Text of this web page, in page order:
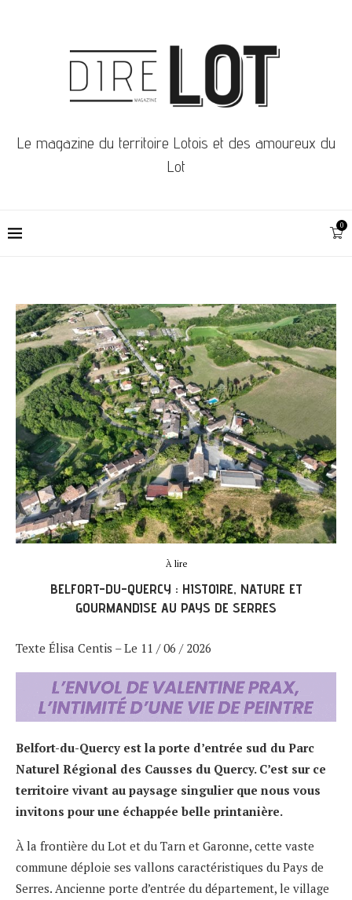
Le magazine du territoire Lotois et des amoureux du
Lot
0
À lire
BELFORT-DU-QUERCY : HISTOIRE, NATURE ET
GOURMANDISE AU PAYS DE SERRES
Texte Élisa Centis – Le 11 / 06 / 2026
Belfort-du-Quercy est la porte d’entrée sud du Parc
Naturel Régional des Causses du Quercy. C’est sur ce
territoire vivant au paysage singulier que nous vous
invitons pour une échappée belle printanière.
À la frontière du Lot et du Tarn et Garonne, cette vaste
commune déploie ses vallons caractéristiques du Pays de
Serres. Ancienne porte d’entrée du département, le village